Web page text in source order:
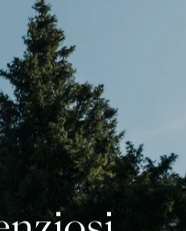
Mountain Bike
Arrampicata
PANORAMICA ESTATE